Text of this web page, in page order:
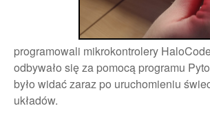
programowali mikrokontrolery
odbywało się za pomocą programu
było widać zaraz po uruchomieniu
układów.